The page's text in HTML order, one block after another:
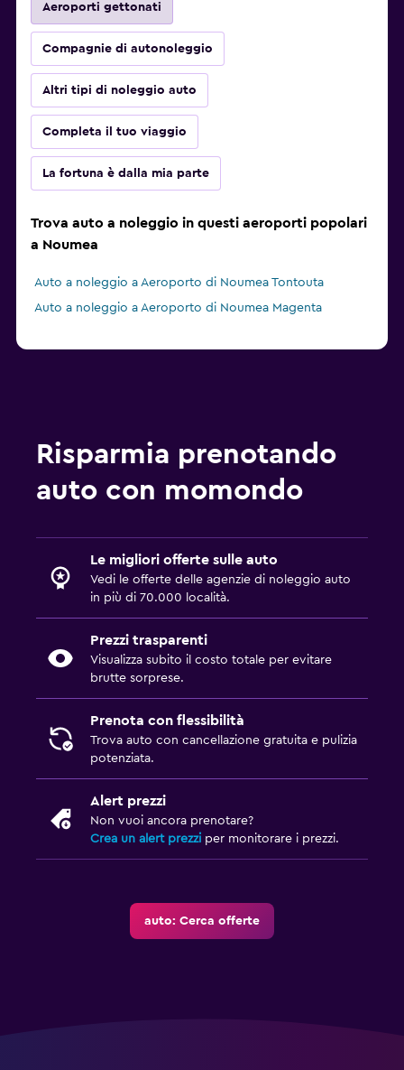
Aeroporti gettonati
Compagnie di autonoleggio
Altri tipi di noleggio auto
Completa il tuo viaggio
La fortuna è dalla mia parte
Trova auto a noleggio in questi aeroporti popolari
a Noumea
Auto a noleggio a Aeroporto di Noumea Tontouta
Auto a noleggio a Aeroporto di Noumea Magenta
Risparmia prenotando
auto con momondo
Le migliori offerte sulle auto
Vedi le offerte delle agenzie di noleggio auto
in più di 70.000 località.
Prezzi trasparenti
Visualizza subito il costo totale per evitare
brutte sorprese.
Prenota con flessibilità
Trova auto con cancellazione gratuita e pulizia
potenziata.
Alert prezzi
Non vuoi ancora prenotare?
Crea un alert prezzi per monitorare i prezzi.
auto: Cerca offerte